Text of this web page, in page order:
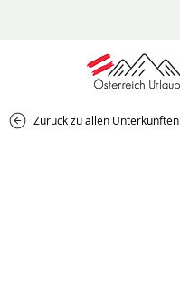
Zurück zu allen Unterkünften